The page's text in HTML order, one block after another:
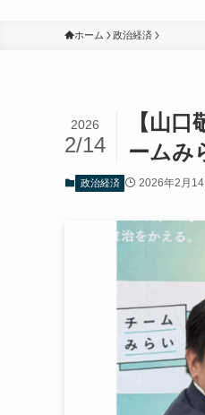
ホーム 政治経済
【山
ームみ
2026
2/14
政治経済 2026年2月14